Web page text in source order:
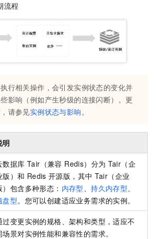
流程
行相关操作，会引发实例状态的变化并
影响（例如产生秒级的连接闪断）。更
请参见实例状态与影响 。
明
数据库 Tair（兼容 Redis） 分为 Tair（企
版）和 Redis 开源版 ，其中 Tair（企业
包含多种形态： 内存型 、持久内存型
盘型。您可以创建适应业务需求的实例。
过变更实例的规格、架构和类型，适应不
场景对实例性能和兼容性的需求。